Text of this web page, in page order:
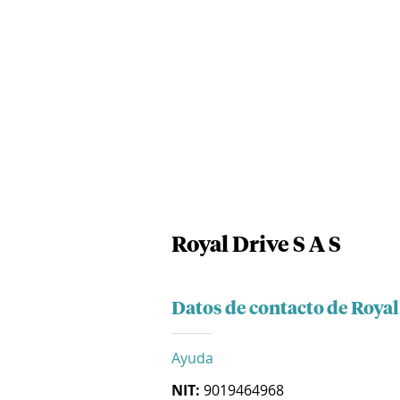
Royal Drive S A S
Datos de contacto de Royal
Ayuda
NIT: 9019464968